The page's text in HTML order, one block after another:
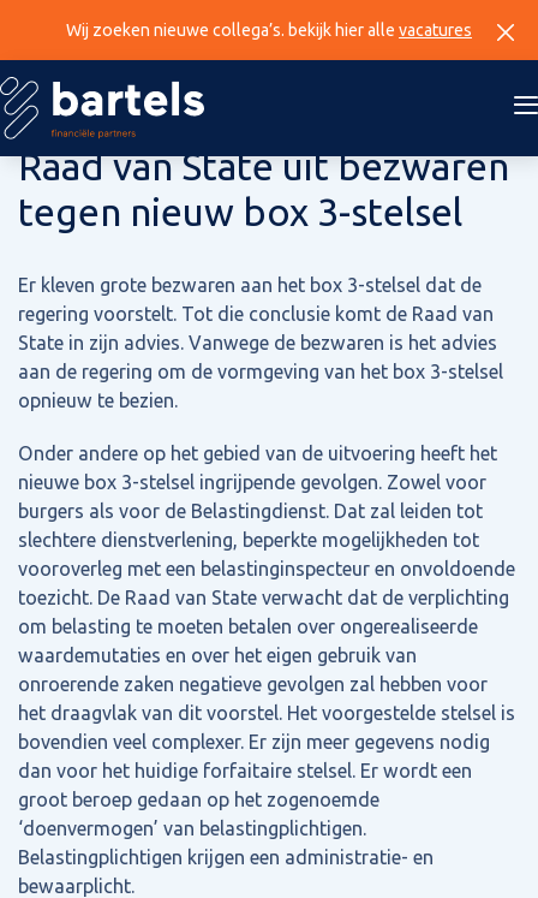
Wij zoeken nieuwe collega’s. bekijk hier alle vacatures
5 december 2024
Raad van State uit bezwaren
tegen nieuw box 3-stelsel
Er kleven grote bezwaren aan het box 3-stelsel dat de
regering voorstelt. Tot die conclusie komt de Raad van
State in zijn advies. Vanwege de bezwaren is het advies
aan de regering om de vormgeving van het box 3-stelsel
opnieuw te bezien.
Onder andere op het gebied van de uitvoering heeft het
nieuwe box 3-stelsel ingrijpende gevolgen. Zowel voor
burgers als voor de Belastingdienst. Dat zal leiden tot
slechtere dienstverlening, beperkte mogelijkheden tot
vooroverleg met een belastinginspecteur en onvoldoende
toezicht. De Raad van State verwacht dat de verplichting
om belasting te moeten betalen over ongerealiseerde
waardemutaties en over het eigen gebruik van
onroerende zaken negatieve gevolgen zal hebben voor
het draagvlak van dit voorstel. Het voorgestelde stelsel is
bovendien veel complexer. Er zijn meer gegevens nodig
dan voor het huidige forfaitaire stelsel. Er wordt een
groot beroep gedaan op het zogenoemde
‘doenvermogen’ van belastingplichtigen.
Belastingplichtigen krijgen een administratie- en
bewaarplicht.